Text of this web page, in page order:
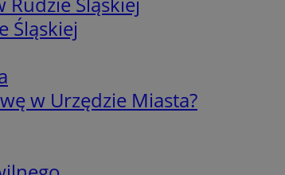
Śląskiej
w Urzędzie Miasta?